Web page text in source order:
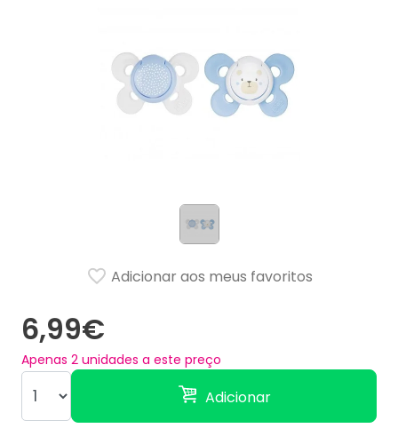
6,99€
Apenas 2 unidades a este preço
Adicionar
Adicionar aos meus favoritos